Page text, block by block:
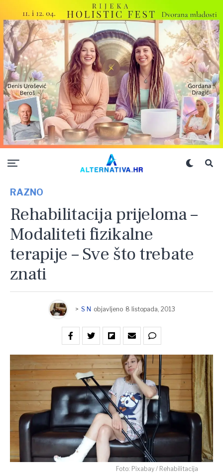
RAZNO
Rehabilitacija prijeloma –
Modaliteti fizikalne
terapije – Sve što trebate
znati
> S N objavljeno 8 listopada, 2013
Foto: Pixabay / Rehabilitacija